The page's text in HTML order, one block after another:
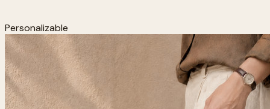
Personalizable